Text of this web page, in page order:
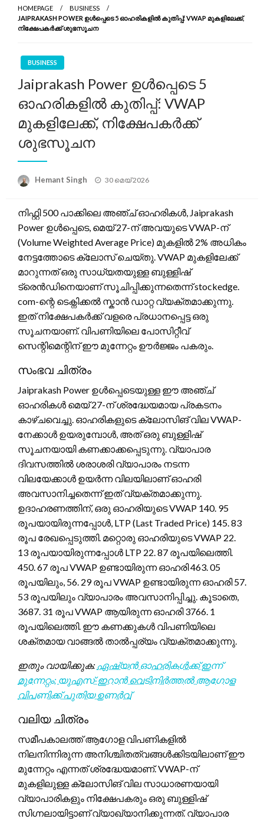
HOMEPAGE
BUSINESS
JAIPRAKASH POWER ഉൾപ്പെടെ 5 ഓഹരികളിൽ കുതിപ്പ്: VWAP മുകളിലേക്ക്,
നിക്ഷേപകർക്ക് ശുഭസൂചന
BUSINESS
Jaiprakash Power ഉൾപ്പെടെ 5
ഓഹരികളിൽ കുതിപ്പ്: VWAP
മുകളിലേക്ക്, നിക്ഷേപകർക്ക്
ശുഭസൂചന
Hemant Singh
Posted
30 മെയ്‌ 2026
നിഫ്റ്റി 500 പാക്കിലെ അഞ്ച് ഓഹരികൾ, Jaiprakash
Power ഉൾപ്പെടെ, മെയ് 27-ന് അവയുടെ VWAP-ന്
(Volume Weighted Average Price) മുകളിൽ 2% അധികം
നേട്ടത്തോടെ ക്ലോസ് ചെയ്തു. VWAP മുകളിലേക്ക്
മാറുന്നത് ഒരു സാധ്യതയുള്ള ബുള്ളിഷ്
ട്രെൻഡിനെയാണ് സൂചിപ്പിക്കുന്നതെന്ന് stockedge.
com-ന്റെ ടെക്നിക്കൽ സ്കാൻ ഡാറ്റ വ്യക്തമാക്കുന്നു.
ഇത് നിക്ഷേപകർക്ക് വളരെ പ്രധാനപ്പെട്ട ഒരു
സൂചനയാണ്. വിപണിയിലെ പോസിറ്റീവ്
സെന്റിമെന്റിന് ഈ മുന്നേറ്റം ഊർജ്ജം പകരും.
സംഭവ ചിത്രം
Jaiprakash Power ഉൾപ്പെടെയുള്ള ഈ അഞ്ച്
ഓഹരികൾ മെയ് 27-ന് ശ്രദ്ധേയമായ പ്രകടനം
കാഴ്ചവെച്ചു. ഓഹരികളുടെ ക്ലോസിങ് വില VWAP-
നേക്കാൾ ഉയരുമ്പോൾ, അത് ഒരു ബുള്ളിഷ്
സൂചനയായി കണക്കാക്കപ്പെടുന്നു. വ്യാപാര
ദിവസത്തിൽ ശരാശരി വ്യാപാരം നടന്ന
വിലയേക്കാൾ ഉയർന്ന വിലയിലാണ് ഓഹരി
അവസാനിച്ചതെന്ന് ഇത് വ്യക്തമാക്കുന്നു.
ഉദാഹരണത്തിന്, ഒരു ഓഹരിയുടെ VWAP 140. 95
രൂപയായിരുന്നപ്പോൾ, LTP (Last Traded Price) 145. 83
രൂപ രേഖപ്പെടുത്തി. മറ്റൊരു ഓഹരിയുടെ VWAP 22.
13 രൂപയായിരുന്നപ്പോൾ LTP 22. 87 രൂപയിലെത്തി.
450. 67 രൂപ VWAP ഉണ്ടായിരുന്ന ഓഹരി 463. 05
രൂപയിലും, 56. 29 രൂപ VWAP ഉണ്ടായിരുന്ന ഓഹരി 57.
53 രൂപയിലും വ്യാപാരം അവസാനിപ്പിച്ചു. കൂടാതെ,
3687. 31 രൂപ VWAP ആയിരുന്ന ഓഹരി 3766. 1
രൂപയിലെത്തി. ഈ കണക്കുകൾ വിപണിയിലെ
ശക്തമായ വാങ്ങൽ താൽപ്പര്യം വ്യക്തമാക്കുന്നു.
ഇതും വായിക്കുക: ഏഷ്യൻ ഓഹരികൾക്ക് ഇന്ന്
മുന്നേറ്റം; യുഎസ്-ഇറാൻ വെടിനിർത്തൽ ആഗോള
വിപണിക്ക് പുതിയ ഉണർവ്
വലിയ ചിത്രം
സമീപകാലത്ത് ആഗോള വിപണികളിൽ
നിലനിന്നിരുന്ന അനിശ്ചിതത്വങ്ങൾക്കിടയിലാണ് ഈ
മുന്നേറ്റം എന്നത് ശ്രദ്ധേയമാണ്. VWAP-ന്
മുകളിലുള്ള ക്ലോസിങ് വില സാധാരണയായി
വ്യാപാരികളും നിക്ഷേപകരും ഒരു ബുള്ളിഷ്
സിഗ്നലായിട്ടാണ് വ്യാഖ്യാനിക്കുന്നത്. വ്യാപാര